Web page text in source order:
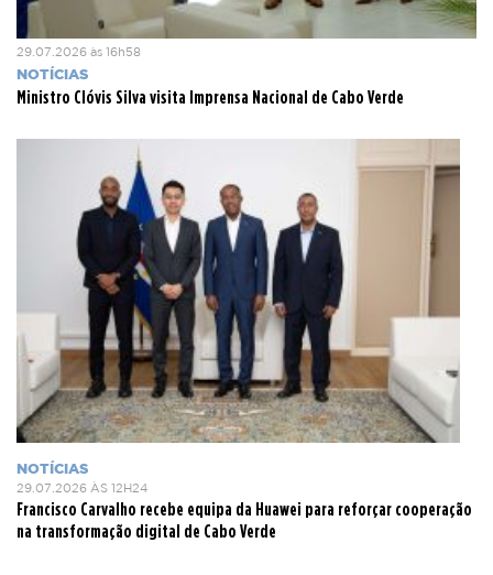
29.07.2026 às 16h58
NOTÍCIAS
Ministro Clóvis Silva visita Imprensa Nacional de Cabo Verde
NOTÍCIAS
29.07.2026 ÀS 12H24
Francisco Carvalho recebe equipa da Huawei para reforçar cooperação
na transformação digital de Cabo Verde